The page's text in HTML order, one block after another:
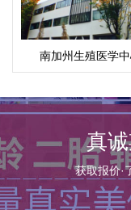
南加州生殖医学
真
获取报价·